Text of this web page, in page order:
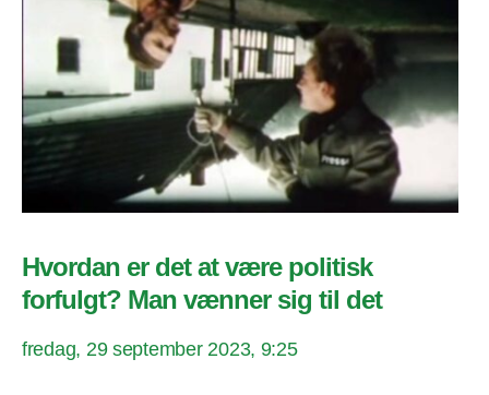
Hvordan er det at være politisk
forfulgt? Man vænner sig til det
fredag, 29 september 2023, 9:25